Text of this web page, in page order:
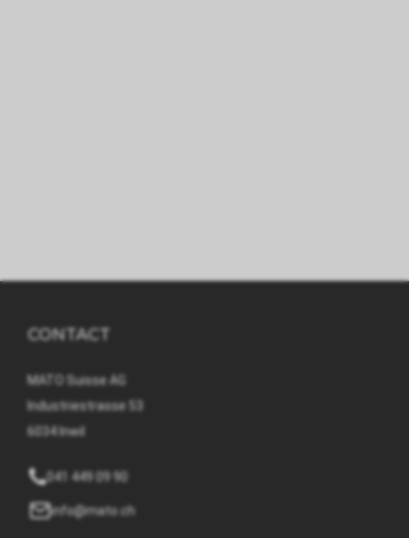
CONTACT
MATO Suisse AG
Industriestrasse 53
6034 Inwil
041 449 09 90
info@mato.ch